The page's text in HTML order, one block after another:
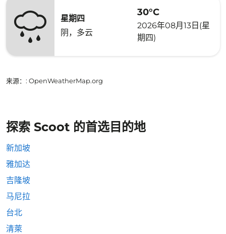
星期四
阴，多云
30°C
2026年08月13日(星
期四)
来源： : OpenWeatherMap.org
探索 Scoot 的首选目的地
新加坡
雅加达
吉隆坡
马尼拉
台北
清萊